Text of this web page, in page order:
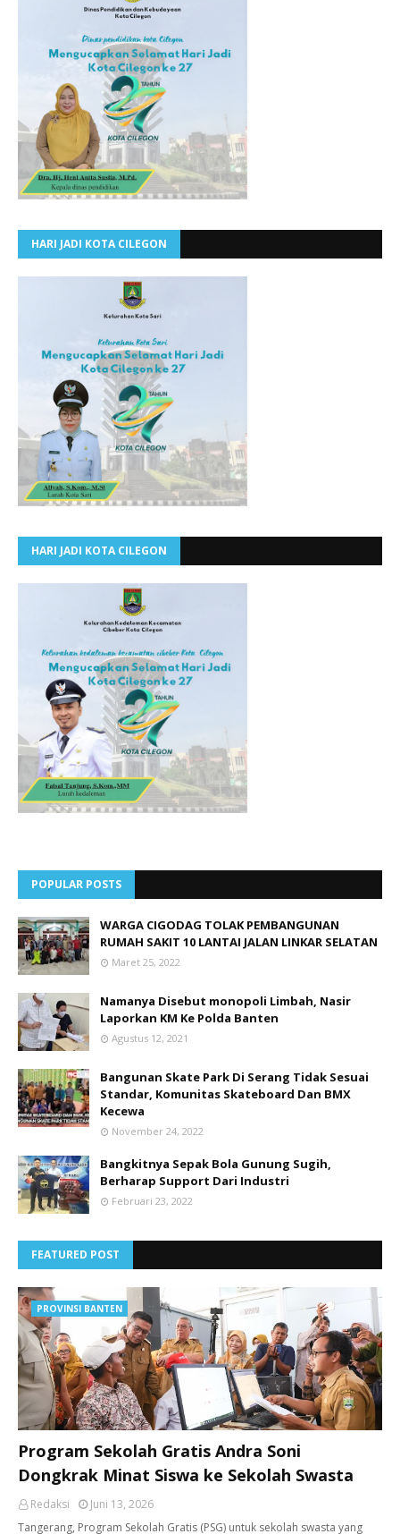
HARI JADI KOTA CILEGON
HARI JADI KOTA CILEGON
POPULAR POSTS
WARGA CIGODAG TOLAK PEMBANGUNAN
RUMAH SAKIT 10 LANTAI JALAN LINKAR SELATAN
Maret 25, 2022
Namanya Disebut monopoli Limbah, Nasir
Laporkan KM Ke Polda Banten
Agustus 12, 2021
Bangunan Skate Park Di Serang Tidak Sesuai
Standar, Komunitas Skateboard Dan BMX
Kecewa
November 24, 2022
Bangkitnya Sepak Bola Gunung Sugih,
Berharap Support Dari Industri
Februari 23, 2022
FEATURED POST
PROVINSI BANTEN
Program Sekolah Gratis Andra Soni
Dongkrak Minat Siswa ke Sekolah Swasta
Redaksi
Juni 13, 2026
Tangerang, ​Program Sekolah Gratis (PSG) untuk sekolah swasta yang